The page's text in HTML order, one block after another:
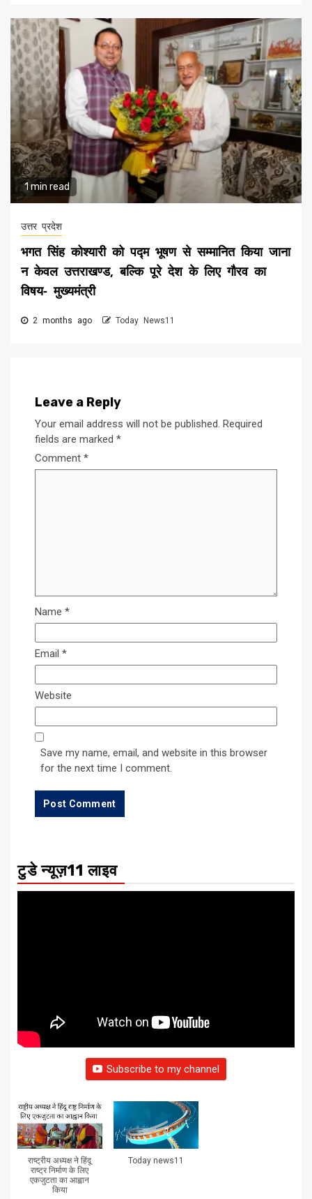
1 min read
उत्तर प्रदेश
भगत सिंह कोश्यारी को पद्म भूषण से सम्मानित किया जाना
न केवल उत्तराखण्ड, बल्कि पूरे देश के लिए गौरव का
विषय- मुख्यमंत्री
2 months ago Today News11
Leave a Reply
Your email address will not be published. Required
fields are marked *
Comment *
Name *
Email *
Website
Save my name, email, and website in this browser
for the next time I comment.
टुडे न्यूज़11 लाइव
Subscribe to my channel
राष्ट्रीय अध्यक्ष ने हिंदू
राष्ट्र निर्माण के लिए
एकजुटता का आह्वान
किया
Today news11